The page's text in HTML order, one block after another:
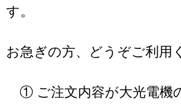
す。
お急ぎの方、どうぞご利用
① ご注文内容が大光電機